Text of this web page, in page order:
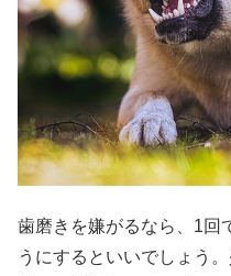
歯磨きを嫌がるなら、1回
うにするといいでしょう